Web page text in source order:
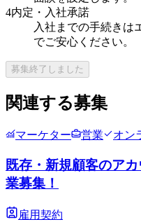
4内定・入社承諾
入社までの手続きは
でご安心ください。
募集終了しました
関連する募集
マーケター 営業 オン
既存・新規顧客のア
業募集！
雇用契約